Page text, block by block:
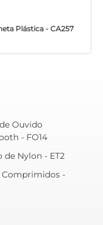
Plástica - CA257
Ouvido
- FO14
de Nylon - ET2
Comprimidos -